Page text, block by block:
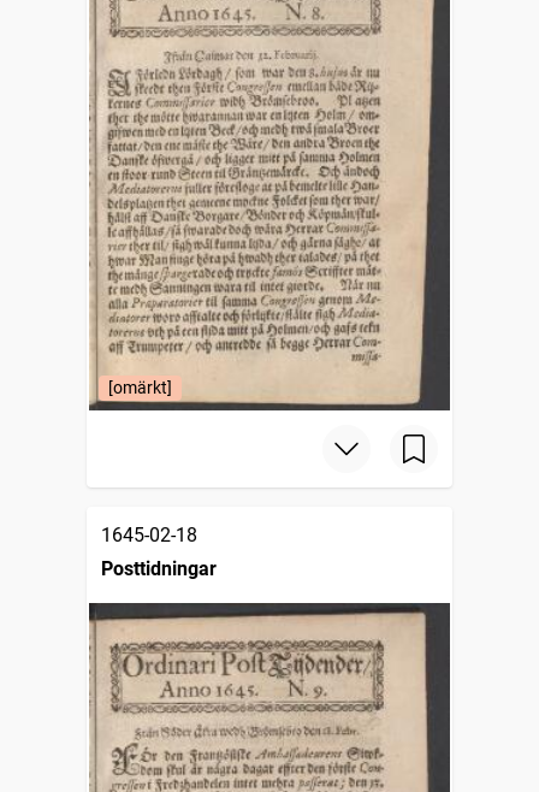
[omärkt]
1645-02-18
Posttidningar